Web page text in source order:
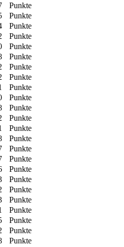
Punkte
Punkte
Punkte
Punkte
Punkte
Punkte
Punkte
Punkte
Punkte
Punkte
Punkte
Punkte
Punkte
Punkte
Punkte
Punkte
Punkte
Punkte
Punkte
Punkte
Punkte
Punkte
Punkte
Punkte